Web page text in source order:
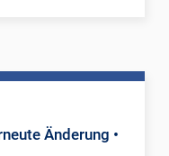
Änderung •